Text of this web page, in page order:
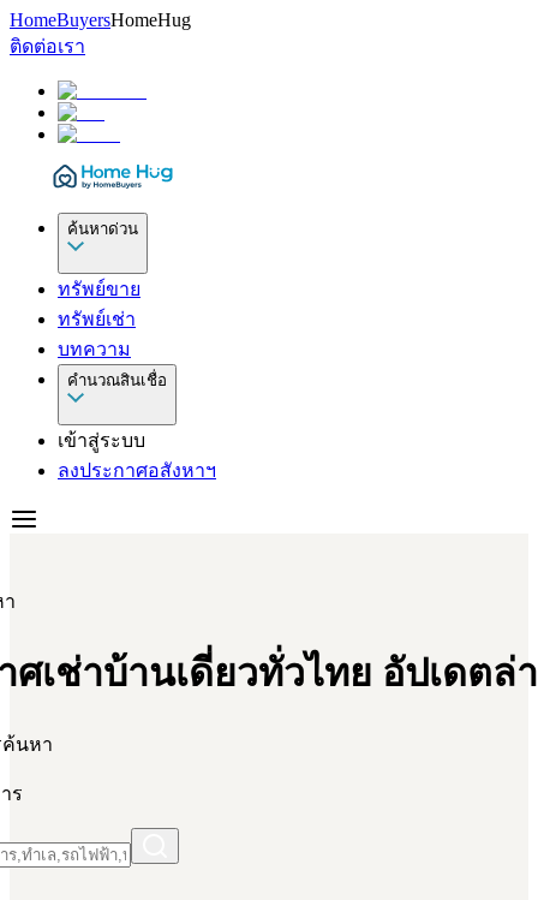
HomeBuyersHomeHug
ติดต่อเรา
ค้นหาด่วน
ทรัพย์ขาย
ทรัพย์เช่า
บทความ
คำนวณสินเชื่อ
เข้าสู่ระบบ
ลงประกาศอสังหาฯ
ศเช่าบ้านเดี่ยวทั่วไทย อัปเดตล่
นหา
ร